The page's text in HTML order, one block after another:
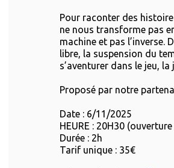
Pour raconter des
ne nous transforme pas
machine et pas l’inverse.
libre, la suspension du
s’aventurer dans le jeu, la
Proposé par notre
Date : 6/11/2025
HEURE : 20H30
Durée : 2h
Tarif unique : 35€